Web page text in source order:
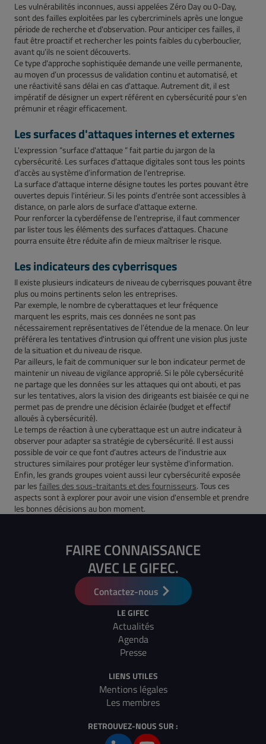
Les vulnérabilités inconnues, aussi appelées Zéro Day ou 0-Day,
sont des failles exploitées par les cybercriminels après une longue
période de recherche et d'observation. Pour anticiper ces failles, il
faut être proactif et rechercher les points faibles du cyberbouclier,
avant qu’ils ne soient découverts.
Ce type d'approche sophistiquée demande une veille permanente,
au moyen d’un processus de validation continu et automatisé, et
une réactivité sans délai en cas d'attaque. Autrement dit, il est
impératif de désigner un expert référent en cybersécurité pour s'en
prémunir et réagir efficacement.
Les surfaces d'attaques internes et externes
L'expression “surface d'attaque “ fait partie du jargon de la
cybersécurité. Les surfaces d'attaque digitales sont tous les points
d’accès au système d’information de l'entreprise.
La surface d'attaque interne désigne toutes les portes pouvant être
ouvertes depuis l'intérieur. Si les points d’entrée sont accessibles à
distance, on parle alors de surface d'attaque externe.
Pour renforcer la cyberdéfense de l'entreprise, il faut commencer
par lister tous les éléments des surfaces d'attaques. Chacune
pourra ensuite être réduite afin de mieux maîtriser le risque.
Les indicateurs des cyberrisques
Il existe plusieurs indicateurs de niveau de cyberrisques pouvant être
plus ou moins pertinents selon les entreprises.
Par exemple, le nombre de cyberattaques et leur fréquence
marquent les esprits, mais ces données ne sont pas
nécessairement représentatives de l’étendue de la menace. On leur
préférera les tentatives d'intrusion qui offrent une vision plus juste
de la situation et du niveau de risque.
Par ailleurs, le fait de communiquer sur le bon indicateur permet de
maintenir un niveau de vigilance approprié. Si le pôle cybersécurité
ne partage que les données sur les attaques qui ont abouti, et pas
sur les tentatives, alors la vision des dirigeants est biaisée ce qui ne
permet pas de prendre une décision éclairée (budget et effectif
alloués à cybersécurité).
Le temps de réaction à une cyberattaque est un autre indicateur à
observer pour adapter sa stratégie de cybersécurité. Il est aussi
possible de voir ce que font d’autres acteurs de l'industrie aux
structures similaires pour protéger leur système d'information.
Enfin, les grands groupes voient aussi leur cybersécurité exposée
par les failles des sous-traitants et des fournisseurs. Tous ces
aspects sont à explorer pour avoir une vision d'ensemble et prendre
les bonnes décisions au bon moment.
FAIRE CONNAISSANCE
AVEC LE GIFEC.
Contactez-nous
LE GIFEC
Actualités
Agenda
Presse
LIENS UTILES
Mentions légales
Les membres
RETROUVEZ-NOUS SUR :